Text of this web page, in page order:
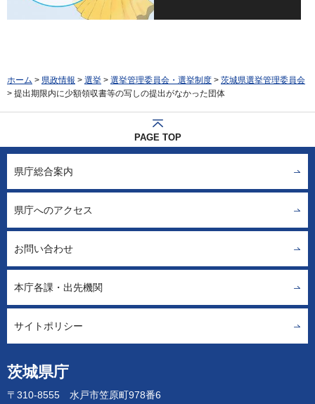
ホーム > 県政情報 > 選挙 > 選挙管理委員会・選挙制度 > 茨城県選挙管理委員会
> 提出期限内に少額領収書等の写しの提出がなかった団体
PAGE TOP
茨城県庁
〒310-8555 水戸市笠原町978番6
県庁総合案内
県庁へのアクセス
お問い合わせ
本庁各課・出先機関
サイトポリシー